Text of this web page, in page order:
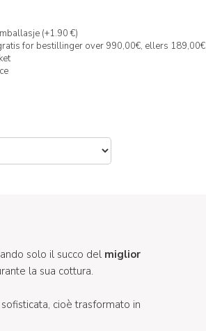
(+1.90 €)
for bestillinger over 990,00€, ellers 189,00€
solo il succo del miglior
la sua cottura.
cioè trasformato in